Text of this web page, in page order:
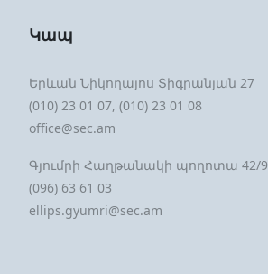
Կապ
Երևան Նիկողայոս Տիգրանյան 27
(010) 23 01 07, (010) 23 01 08
office@sec.am
Գյումրի Հաղթանակի պողոտա 42/9
(096) 63 61 03
ellips.gyumri@sec.am